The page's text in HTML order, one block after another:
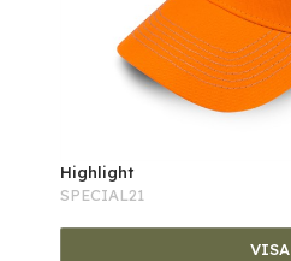
Highlight
SPECIAL21
VISA